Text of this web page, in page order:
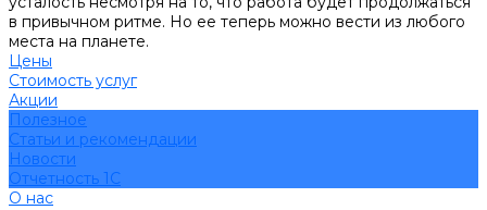
в привычном ритме. Но ее теперь можно вести из любого
места на планете.
Цены
Стоимость услуг
Акции
Полезное
Cтатьи и рекомендации
Новости
Отчетность 1С
О нас